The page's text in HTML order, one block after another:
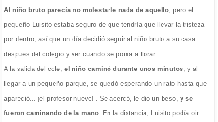
Al niño bruto parecía no molestarle nada de aquello , pero el
pequeño Luisito estaba seguro de que tendría que llevar la tristeza
por dentro, así que un día decidió seguir al niño bruto a su casa
después del colegio y ver cuándo se ponía a llorar...
A la salida del cole, el niño caminó durante unos minutos , y al
llegar a un pequeño parque, se quedó esperando un rato hasta que
apareció... ¡el profesor nuevo! . Se acercó, le dio un beso, y se
fueron caminando de la mano . En la distancia, Luisito podía oir